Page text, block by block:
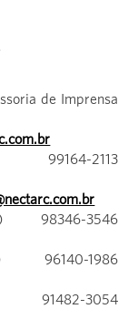
de Imprensa
2113
3546
1986
3054